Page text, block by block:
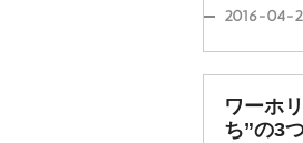
2016-04-
ワーホ
ち”の3